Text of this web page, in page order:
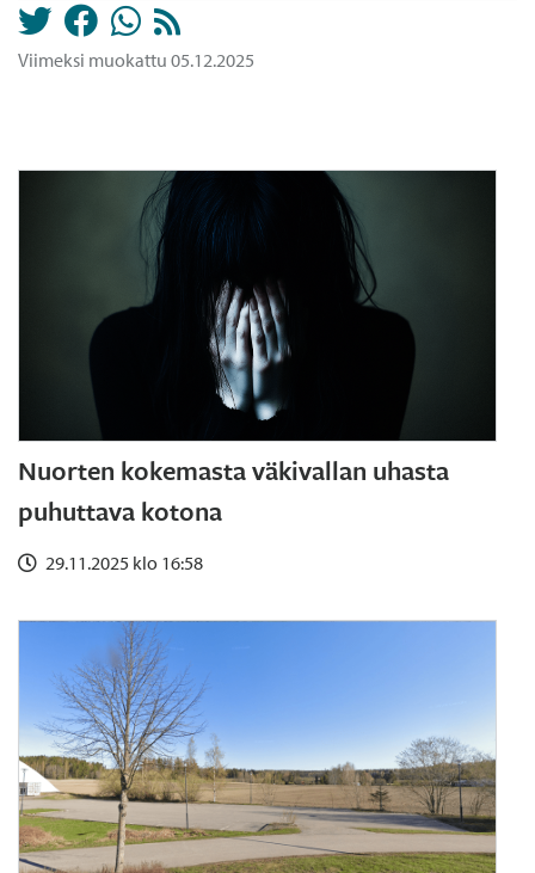
Viimeksi muokattu 05.12.2025
Nuorten kokemasta väkivallan uhasta
puhuttava kotona
29.11.2025 klo 16:58